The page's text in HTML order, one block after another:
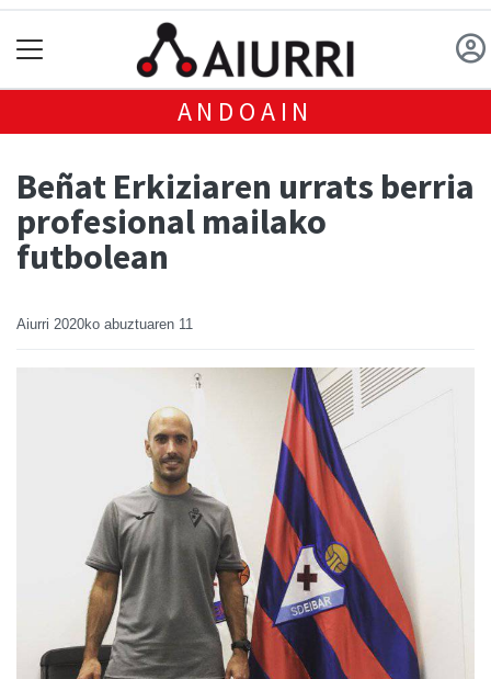
ANDOAIN
Beñat Erkiziaren urrats berria
profesional mailako
futbolean
Aiurri 2020ko abuztuaren 11